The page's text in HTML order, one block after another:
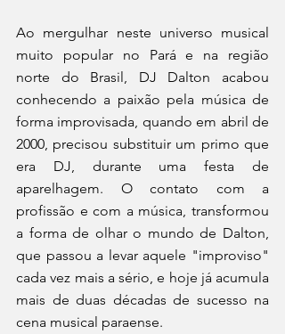
Ao mergulhar neste universo musical
muito popular no Pará e na região
norte do Brasil, DJ Dalton acabou
conhecendo a paixão pela música de
forma improvisada, quando em abril de
2000, precisou substituir um primo que
era DJ, durante uma festa de
aparelhagem. O contato com a
profissão e com a música, transformou
a forma de olhar o mundo de Dalton,
que passou a levar aquele "improviso"
cada vez mais a sério, e hoje já acumula
mais de duas décadas de sucesso na
cena musical paraense.